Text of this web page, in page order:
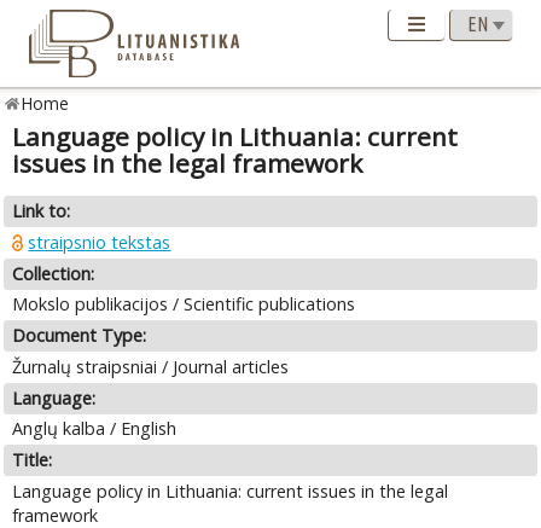
Home
Language policy in Lithuania: current
issues in the legal framework
Link to:
straipsnio tekstas
Collection:
Mokslo publikacijos / Scientific publications
Document Type:
Žurnalų straipsniai / Journal articles
Language:
Anglų kalba / English
Title:
Language policy in Lithuania: current issues in the legal
framework